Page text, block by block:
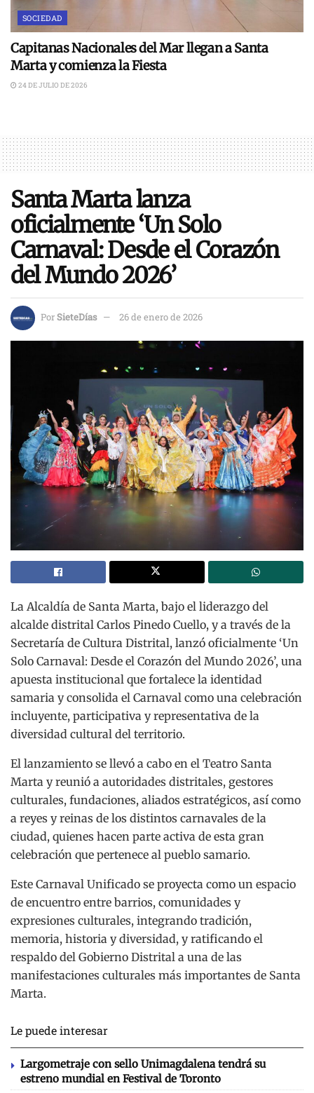
SOCIEDAD
Capitanas Nacionales del Mar llegan a Santa
Marta y comienza la Fiesta
24 DE JULIO DE 2026
Santa Marta lanza
oficialmente ‘Un Solo
Carnaval: Desde el Corazón
del Mundo 2026’
PorSieteDías 26 de enero de 2026
La Alcaldía de Santa Marta, bajo el liderazgo del
alcalde distrital Carlos Pinedo Cuello, y a través de la
Secretaría de Cultura Distrital, lanzó oficialmente ‘Un
Solo Carnaval: Desde el Corazón del Mundo 2026’, una
apuesta institucional que fortalece la identidad
samaria y consolida el Carnaval como una celebración
incluyente, participativa y representativa de la
diversidad cultural del territorio.
El lanzamiento se llevó a cabo en el Teatro Santa
Marta y reunió a autoridades distritales, gestores
culturales, fundaciones, aliados estratégicos, así como
a reyes y reinas de los distintos carnavales de la
ciudad, quienes hacen parte activa de esta gran
celebración que pertenece al pueblo samario.
Este Carnaval Unificado se proyecta como un espacio
de encuentro entre barrios, comunidades y
expresiones culturales, integrando tradición,
memoria, historia y diversidad, y ratificando el
respaldo del Gobierno Distrital a una de las
manifestaciones culturales más importantes de Santa
Marta.
Le puede interesar
Largometraje con sello Unimagdalena tendrá su
estreno mundial en Festival de Toronto